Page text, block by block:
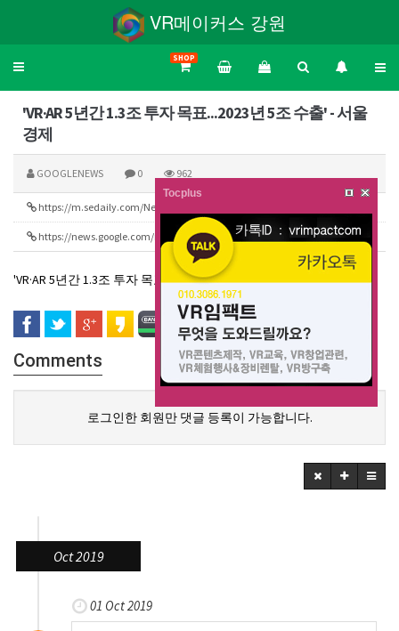
VR메이커스 강원
Toggle
SHOP
'VR·AR 5년간 1.3조 투자 목표...2023년 5조 수출' - 서울
경제
GOOGLENEWS 0 962
https://m.sedaily.com/NewsVIew/1VPFJ209G4
198
https://news.google.com/rss/search?q=vr&hl=ko&gl=KR&ceid=KR:ko
'VR·AR 5년간 1.3조 투자 목표...2023년 5조 수출'서울경제
Comments
로그인한 회원만 댓글 등록이 가능합니다.
Oct 2019
01 Oct 2019
Tocplus